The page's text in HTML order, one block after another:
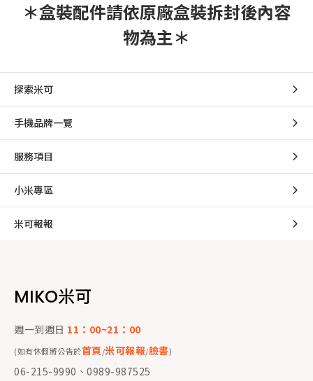
＊盒裝配件請依原廠盒裝拆封後內容
物為主＊
探索米可
手機品牌一覽
服務項目
小米專區
米可報報
MIKO米可
週一到週日 11：00~21：00
(如有休假將公告於首頁/米可報報/臉書)
06-215-9990、0989-987525